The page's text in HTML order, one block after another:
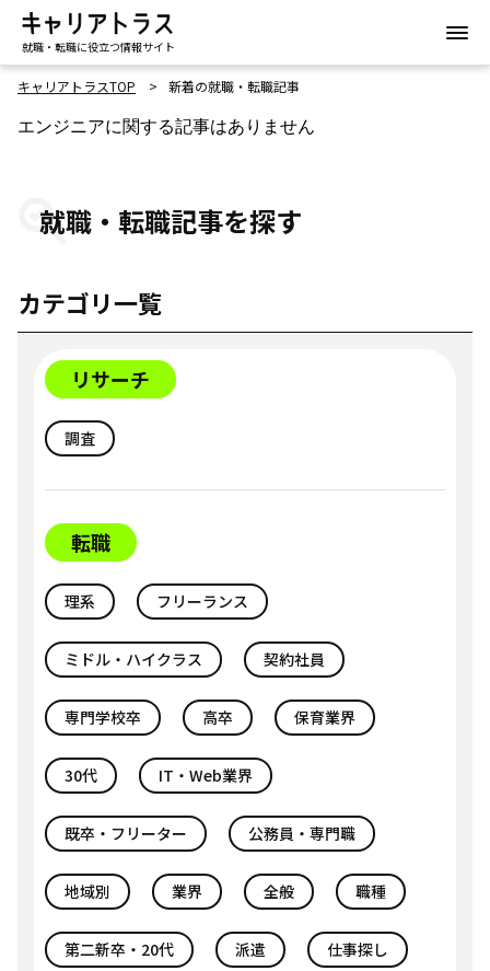
就職・転職に役立つ情報サイト
キャリアトラスTOP 新着の就職・転職記事
エンジニアに関する記事はありません
就職・転職記事を探す
カテゴリ一覧
リサーチ
調査
転職
理系 フリーランス
ミドル・ハイクラス 契約社員
専門学校卒 高卒 保育業界
30代 IT・Web業界
既卒・フリーター 公務員・専門職
地域別 業界 全般 職種
第二新卒・20代 派遣 仕事探し